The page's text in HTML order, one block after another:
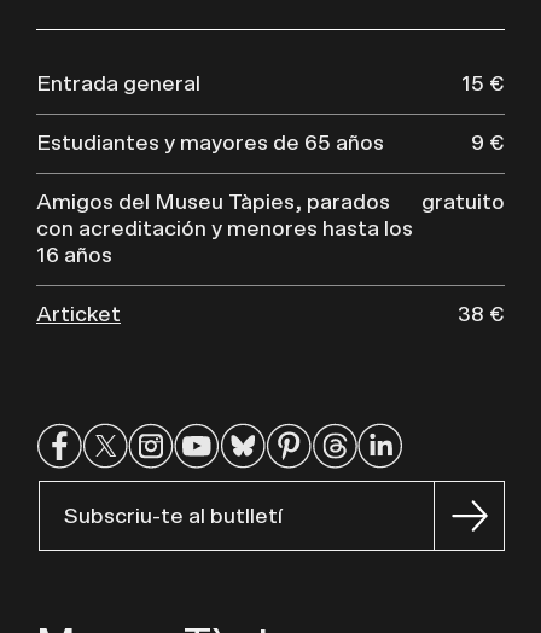
Entrada general 15 €
Estudiantes y mayores de 65 años 9 €
Amigos del Museu Tàpies, parados
con acreditación y menores hasta los
16 años
gratuito
Articket 38 €
Subscriu-te al butlletí